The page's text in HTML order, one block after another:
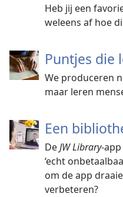
Heb jij een
weleens af hoe
Puntjes die
We produceren
maar leren
Een
DeJW Library-
‘echt
om de app
verbeteren?